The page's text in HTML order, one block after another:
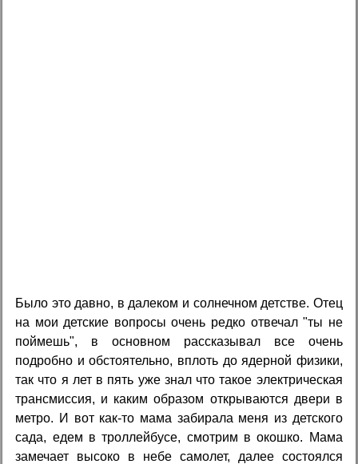
Было это давно, в далеком и солнечном детстве. Отец
на мои детские вопросы очень редко отвечал "ты не
поймешь", в основном рассказывал все очень
подробно и обстоятельно, вплоть до ядерной физики,
так что я лет в пять уже знал что такое электрическая
трансмиссия, и каким образом открываются двери в
метро. И вот как-то мама забирала меня из детского
сада, едем в троллейбусе, смотрим в окошко. Мама
замечает высоко в небе самолет, далее состоялся